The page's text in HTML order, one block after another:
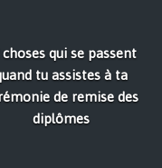
choses qui se passent
tu assistes à ta
de remise des
diplômes